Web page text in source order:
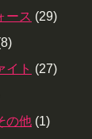
ース (29)
イト (27)
の他 (1)